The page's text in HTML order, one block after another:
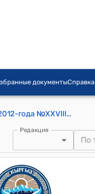
документыСправка
Постановление Кара-Ташского сельского кенеша от 12-июня 2012-года №ХХVIII-1 "О выдаче в аренду гравийных карьеров расположенных в участке Чечме-Сай Кара-Ташского сельского округа."
Редакция